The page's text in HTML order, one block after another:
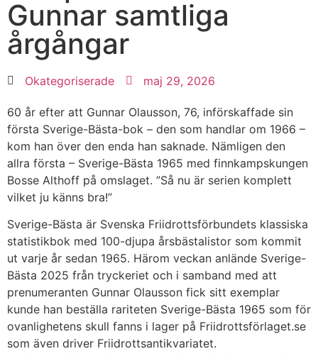
Gunnar samtliga
årgångar
Okategoriserade maj 29, 2026
60 år efter att Gunnar Olausson, 76, införskaffade sin
första Sverige-Bästa-bok – den som handlar om 1966 –
kom han över den enda han saknade. Nämligen den
allra första – Sverige-Bästa 1965 med finnkampskungen
Bosse Althoff på omslaget. ”Så nu är serien komplett
vilket ju känns bra!”
Sverige-Bästa är Svenska Friidrottsförbundets klassiska
statistikbok med 100-djupa årsbästalistor som kommit
ut varje år sedan 1965. Härom veckan anlände Sverige-
Bästa 2025 från tryckeriet och i samband med att
prenumeranten Gunnar Olausson fick sitt exemplar
kunde han beställa rariteten Sverige-Bästa 1965 som för
ovanlighetens skull fanns i lager på Friidrottsförlaget.se
som även driver Friidrottsantikvariatet.